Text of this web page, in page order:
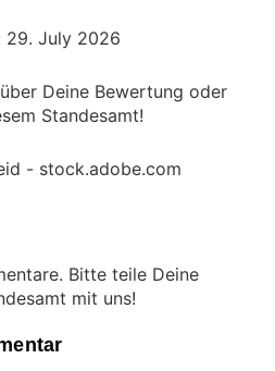
29. July 2026
Deine Bewertung oder
Standesamt!
- stock.adobe.com
Bitte teile Deine
mit uns!